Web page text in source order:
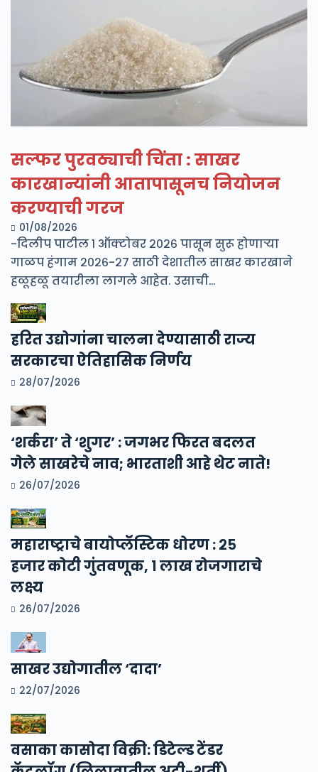
सल्फर पुरवठ्याची चिंता : साखर
कारखान्यांनी आतापासूनच नियोजन
करण्याची गरज
01/08/2026
-दिलीप पाटील १ ऑक्टोबर २०२६ पासून सुरू होणाऱ्या
गाळप हंगाम २०२६-२७ साठी देशातील साखर कारखाने
हळूहळू तयारीला लागले आहेत. उसाची…
हरित उद्योगांना चालना देण्यासाठी राज्य
सरकारचा ऐतिहासिक निर्णय
28/07/2026
‘शर्करा’ ते ‘शुगर’ : जगभर फिरत बदलत
गेले साखरेचे नाव; भारताशी आहे थेट नाते!
26/07/2026
महाराष्ट्राचे बायोप्लॅस्टिक धोरण : २५
हजार कोटी गुंतवणूक, १ लाख रोजगाराचे
लक्ष्य
26/07/2026
साखर उद्योगातील ‘दादा’
22/07/2026
वसाका कासोदा विक्री: डिटेल्ड टेंडर